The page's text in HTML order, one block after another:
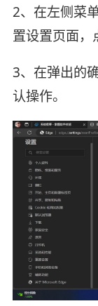
2、在左侧菜
置设置页面，
3、在弹出的
认操作。